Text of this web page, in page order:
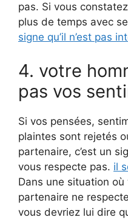
pas. Si vous
plus de temps avec
signe qu’il n’est pas
4. votre
pas vos
Si vos pensées,
plaintes sont rejetés
partenaire, c’est un
vous respecte pas. il
Dans une situation
partenaire ne
vous devriez lui dire